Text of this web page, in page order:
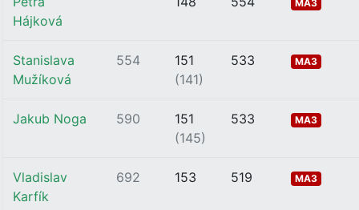
Hájková
MA3
Stanislava
Mužíková
554
151
(141)
533 MA3
Jakub Noga 590
151
(145)
533 MA3
Vladislav
Karfík
692 153 519 MA3